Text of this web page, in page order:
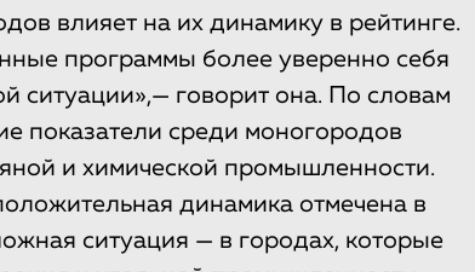
влияет на их динамику в рейтинге.
программы более уверенно себя
ситуации»,— говорит она. По словам
показатели среди моногородов
и химической промышленности.
динамика отмечена в
ситуация — в городах, которые